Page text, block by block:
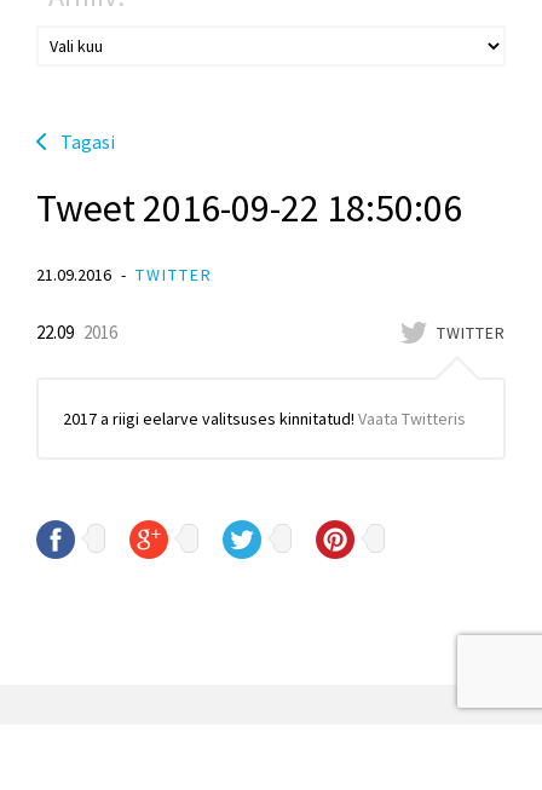
Tagasi
Tweet 2016-09-22 18:50:06
21.09.2016 TWITTER
TWITTER
22.09 2016
2017 a riigi eelarve valitsuses kinnitatud! Vaata Twitteris